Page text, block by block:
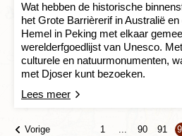
Wat hebben de historische
het Grote Barrièrerif in Australië
Hemel in Peking met elkaar
werelderfgoedlijst van Unesco.
culturele en natuurmonumenten,
met Djoser kunt bezoeken.
Lees meer
Vorige 1 ... 90 91